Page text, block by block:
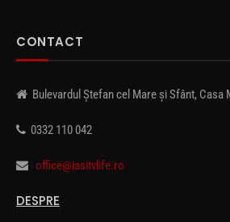
CONTACT
Bulevardul Ștefan cel Mare și Sfânt, Casa
0332 110 042
office@iasitvlife.ro
DESPRE